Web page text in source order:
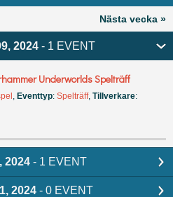
Nästa vecka »
2024 - 1 EVENT
Underworlds Spelträff
Eventtyp: Spelträff, Tillverkare:
2024 - 1 EVENT
2024 - 0 EVENT